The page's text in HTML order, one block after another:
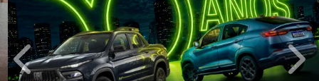
templates.template-